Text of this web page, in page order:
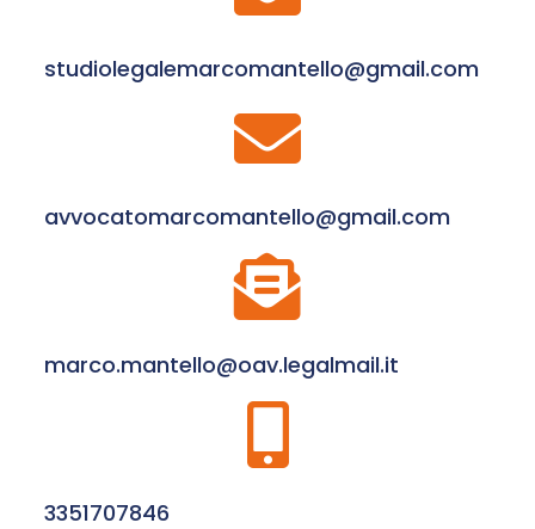
studiolegalemarcomantello@gmail.com
avvocatomarcomantello@gmail.com
marco.mantello@oav.legalmail.it
3351707846